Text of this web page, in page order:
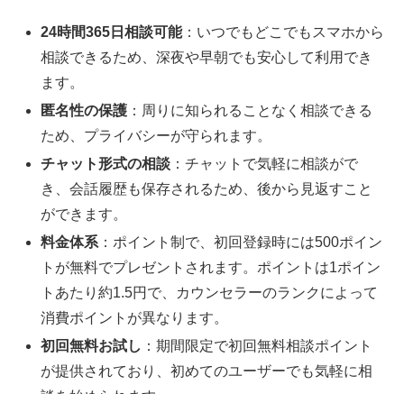
24時間365日相談可能：いつでもどこでもスマホから
相談できるため、深夜や早朝でも安心して利用でき
ます。
匿名性の保護 ：周りに知られることなく相談できる
ため、プライバシーが守られます。
チャット形式の相談 ：チャットで気軽に相談がで
き、会話履歴も保存されるため、後から見返すこと
ができます。
料金体系 ：ポイント制で、初回登録時には500ポイン
トが無料でプレゼントされます。ポイントは1ポイン
トあたり約1.5円で、カウンセラーのランクによって
消費ポイントが異なります。
初回無料お試し ：期間限定で初回無料相談ポイント
が提供されており、初めてのユーザーでも気軽に相